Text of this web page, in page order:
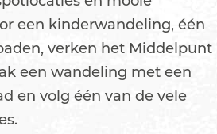
een kinderwandeling, één
verken het Middelpunt
een wandeling met een
en volg één van de vele